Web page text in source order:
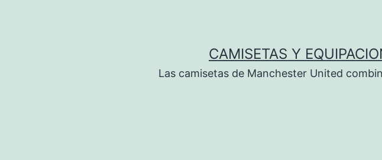
CAMISETAS Y
Las camisetas de Manchester United